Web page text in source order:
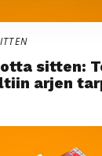
sit­ten:
arjen